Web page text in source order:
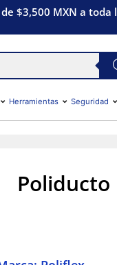
$3,500 MXN a toda
Herramientas Seguridad
Poliducto